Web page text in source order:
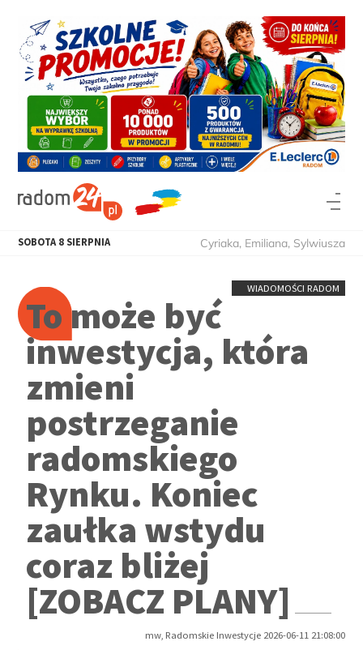
SOBOTA 8 SIERPNIA Cyriaka, Emiliana, Sylwiusza
WIADOMOŚCI RADOM
To może być
inwestycja, która
zmieni
postrzeganie
radomskiego
Rynku. Koniec
zaułka wstydu
coraz bliżej
[ZOBACZ PLANY]
mw, Radomskie Inwestycje 2026-06-11 21:08:00